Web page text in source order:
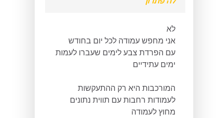
לא
אני מחפש עמודה לכל יום בחודש
עם הפרדת צבע לימים שעברו לעמות
ימים עתידיים
המורכבות היא רק ההתעקשות
לעמודות רחבות עם תווית נתונים
מחוץ לעמודה